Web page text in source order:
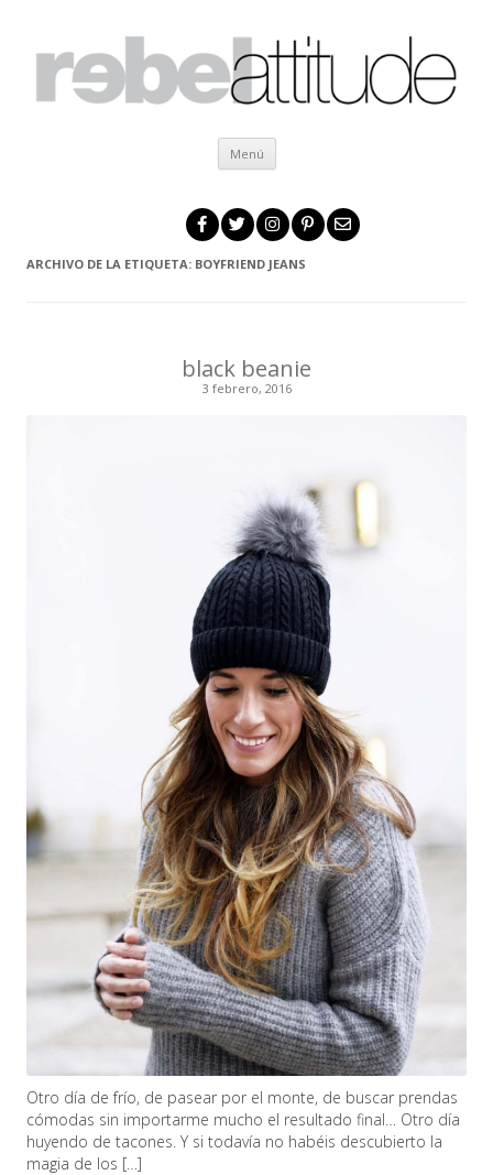
Menú Ir al contenido
ARCHIVO DE LA ETIQUETA: BOYFRIEND JEANS
black beanie
3 febrero, 2016
Otro día de frío, de pasear por el monte, de buscar prendas
cómodas sin importarme mucho el resultado final… Otro día
huyendo de tacones. Y si todavía no habéis descubierto la
magia de los […]